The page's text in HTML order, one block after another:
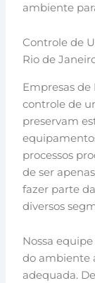
ambiente
Controle de
Rio de
Empresas
controle de
preservam
processos
de ser
fazer parte
diversos
Nossa
do ambiente
adequada.